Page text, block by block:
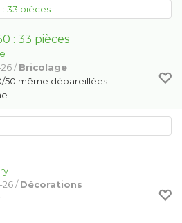
: 33 pièces
/Bricolage
50 même dépareillées
26 /Décorations